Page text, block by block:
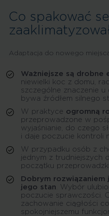
Co spakować
Adaptacja do nowego
Ważniejsze są drobne
niewielki koc z domu,
szczególne znaczenie
bywa źródłem silnego
W praktyce ogromną
przeprowadzone w
wyjaśnianie, do czego
i daje poczucie kontroli
W przypadku osób z
jednym z trudniejszych
początku
Dobrym
jego stan . Wybór
poczucie sprawczości.
zachowanie ciągłości
spokojniejszemu